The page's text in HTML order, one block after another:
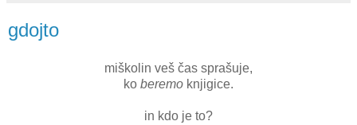
gdojto
miškolin veš čas sprašuje,
ko beremo knjigice.
in kdo je to?